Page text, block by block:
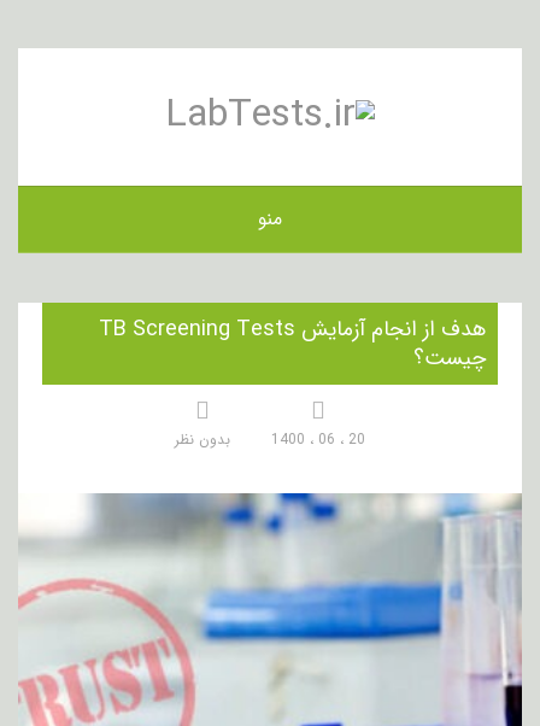
منو
هدف از انجام آزمایش TB Screening Tests
چیست؟
20 ، 06 ، 1400 بدون نظر